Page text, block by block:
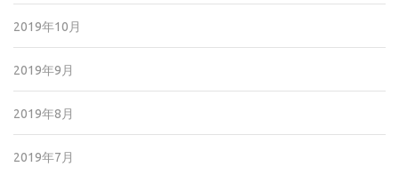
2019年10月
2019年9月
2019年8月
2019年7月